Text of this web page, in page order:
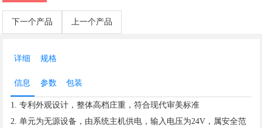
下一个产品 上一个产品
详细
信息
规格
参数 包装
1. 专利外观设计，整体高档庄重，符合现代审美标准
2. 单元为无源设备，由系统主机供电，输入电压为24V，属安全范